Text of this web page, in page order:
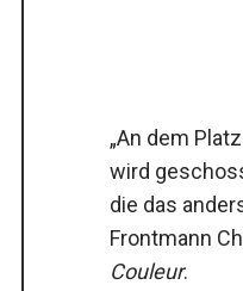
„An dem
wird
die das
Frontmann
Couleur.